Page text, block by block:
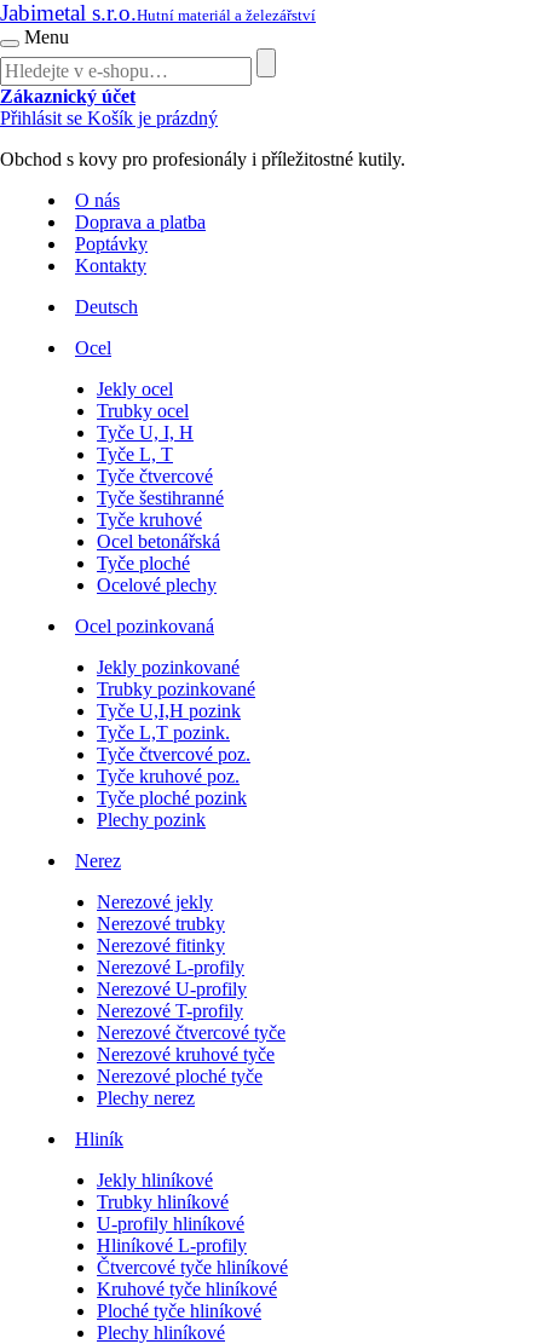
Jabimetal s.r.o.Hutní materiál a železářství
Menu
Zákaznický účet
Přihlásit se Košík je prázdný
Obchod s kovy pro profesionály i příležitostné kutily.
O nás
Doprava a platba
Poptávky
Kontakty
Deutsch
Ocel
Jekly ocel
Trubky ocel
Tyče U, I, H
Tyče L, T
Tyče čtvercové
Tyče šestihranné
Tyče kruhové
Ocel betonářská
Tyče ploché
Ocelové plechy
Ocel pozinkovaná
Jekly pozinkované
Trubky pozinkované
Tyče U,I,H pozink
Tyče L,T pozink.
Tyče čtvercové poz.
Tyče kruhové poz.
Tyče ploché pozink
Plechy pozink
Nerez
Nerezové jekly
Nerezové trubky
Nerezové fitinky
Nerezové L-profily
Nerezové U-profily
Nerezové T-profily
Nerezové čtvercové tyče
Nerezové kruhové tyče
Nerezové ploché tyče
Plechy nerez
Hliník
Jekly hliníkové
Trubky hliníkové
U-profily hliníkové
Hliníkové L-profily
Čtvercové tyče hliníkové
Kruhové tyče hliníkové
Ploché tyče hliníkové
Plechy hliníkové